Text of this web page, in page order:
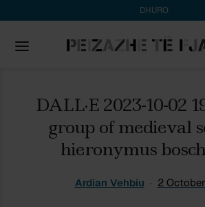
DHURO
SearchDALL·E 2023-10-02
group of medieval
hieronymus
Ardian Vehbiu 2